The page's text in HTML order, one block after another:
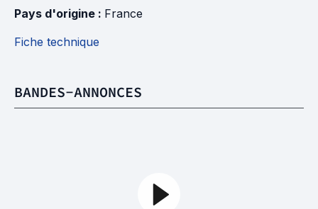
Pays d'origine : France
Fiche technique
BANDES-ANNONCES